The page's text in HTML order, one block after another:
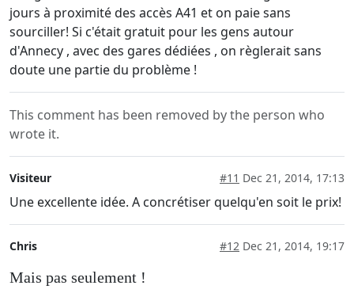
jours à proximité des accès A41 et on paie sans
sourciller! Si c'était gratuit pour les gens autour
d'Annecy , avec des gares dédiées , on règlerait sans
doute une partie du problème !
This comment has been removed by the person who
wrote it.
Visiteur #11 Dec 21, 2014, 17:13
Une excellente idée. A concrétiser quelqu'en soit le prix!
Chris #12 Dec 21, 2014, 19:17
Mais pas seulement !